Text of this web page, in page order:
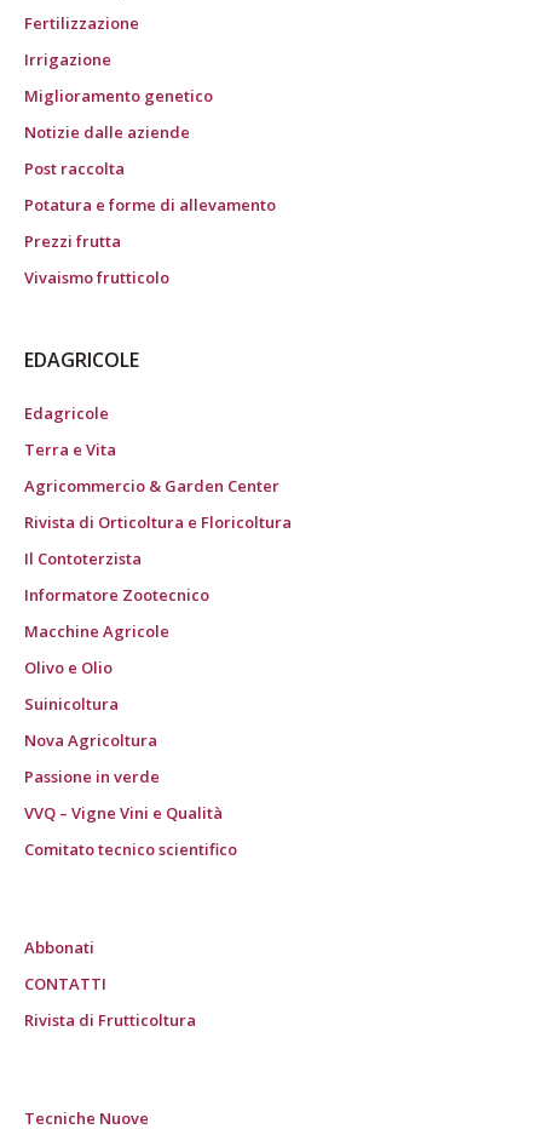
Fertilizzazione
Irrigazione
Miglioramento genetico
Notizie dalle aziende
Post raccolta
Potatura e forme di allevamento
Prezzi frutta
Vivaismo frutticolo
EDAGRICOLE
Edagricole
Terra e Vita
Agricommercio & Garden Center
Rivista di Orticoltura e Floricoltura
Il Contoterzista
Informatore Zootecnico
Macchine Agricole
Olivo e Olio
Suinicoltura
Nova Agricoltura
Passione in verde
VVQ – Vigne Vini e Qualità
Comitato tecnico scientifico
Abbonati
CONTATTI
Rivista di Frutticoltura
Tecniche Nuove